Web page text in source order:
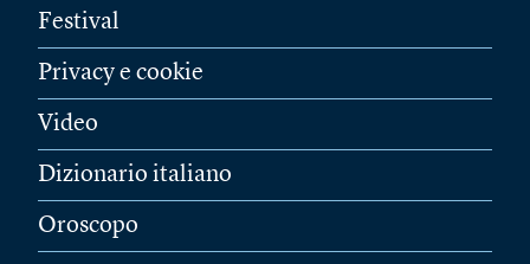
Festival
Privacy e cookie
Video
Dizionario italiano
Oroscopo